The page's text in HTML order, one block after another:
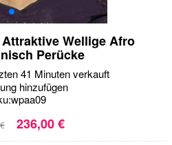
Wellige Afro
Perücke
41 Minuten verkauft
hinzufügen
wpaa09
236,00 €